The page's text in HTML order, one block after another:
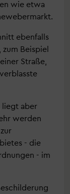
wie etwa
ebenfalls
Beispiel
Straße,
liegt aber
werden
- die
- im